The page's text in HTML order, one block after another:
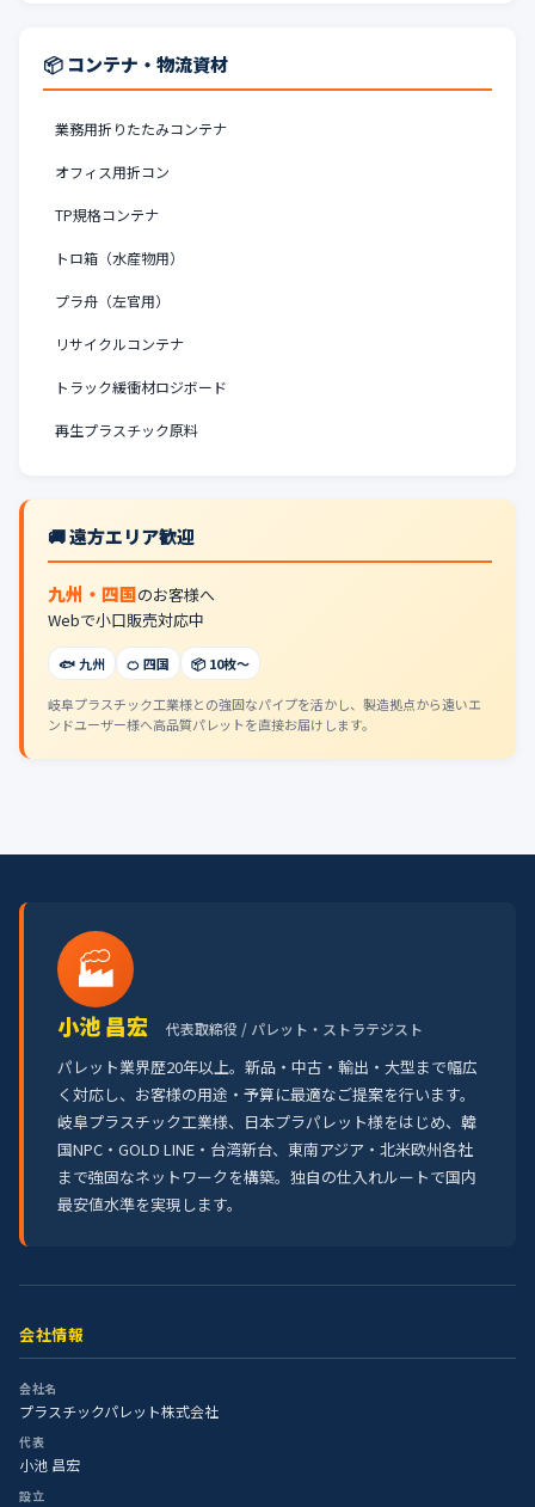
📦 コンテナ・物流資材
業務用折りたたみコンテナ
オフィス用折コン
TP規格コンテナ
トロ箱（水産物用）
プラ舟（左官用）
リサイクルコンテナ
トラック緩衝材ロジボード
再生プラスチック原料
🚚 遠方エリア歓迎
九州・四国のお客様へ
Webで小口販売対応中
🐟 九州 🍊 四国 📦 10枚〜
岐阜プラスチック工業様との強固なパイプを活かし、製造拠点から遠いエ
ンドユーザー様へ高品質パレットを直接お届けします。
🏭
小池 昌宏 代表取締役 / パレット・ストラテジスト
パレット業界歴20年以上。新品・中古・輸出・大型まで幅広
く対応し、お客様の用途・予算に最適なご提案を行います。
岐阜プラスチック工業様、日本プラパレット様をはじめ、韓
国NPC・GOLD LINE・台湾新台、東南アジア・北米欧州各社
まで強固なネットワークを構築。独自の仕入れルートで国内
最安値水準を実現します。
会社情報
会社名
プラスチックパレット株式会社
代表
小池 昌宏
設立